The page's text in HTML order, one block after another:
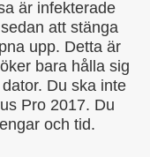
är infekterade
att stänga
upp. Detta är
bara hålla sig
Du ska inte
Pro 2017. Du
och tid.